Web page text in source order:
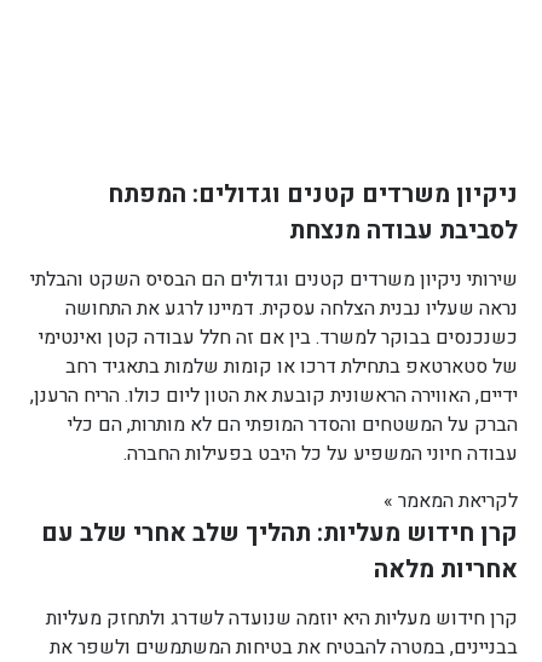
ניקיון משרדים קטנים וגדולים: המפתח
לסביבת עבודה מנצחת
שירותי ניקיון משרדים קטנים וגדולים הם הבסיס השקט והבלתי
נראה שעליו נבנית הצלחה עסקית. דמיינו לרגע את התחושה
כשנכנסים בבוקר למשרד. בין אם זה חלל עבודה קטן ואינטימי
של סטארטאפ בתחילת דרכו או קומות שלמות בתאגיד רחב
ידיים, האווירה הראשונית קובעת את הטון ליום כולו. הריח הרענן,
הברק על המשטחים והסדר המופתי הם לא מותרות, הם כלי
עבודה חיוני המשפיע על כל היבט בפעילות החברה.
לקריאת המאמר »
קרן חידוש מעליות: תהליך שלב אחרי שלב עם
אחריות מלאה
קרן חידוש מעליות היא יוזמה שנועדה לשדרג ולתחזק מעליות
בבניינים, במטרה להבטיח את בטיחות המשתמשים ולשפר את